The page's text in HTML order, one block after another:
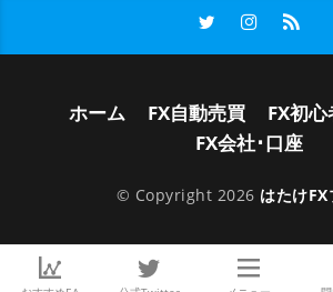
ホーム FX自動売買 FX初心
FX会社･口座
© Copyright 2026 はたけ